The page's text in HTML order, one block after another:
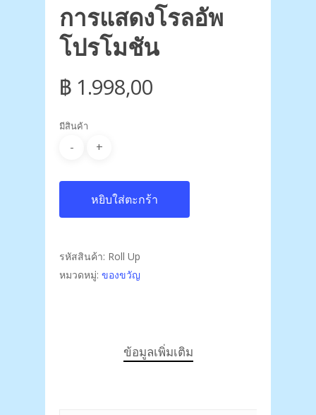
การแสดงโรลอัพ
โปรโมชัน
฿ 1.998,00
มีสินค้า
หยิบใส่ตะกร้า
รหัสสินค้า: Roll Up
หมวดหมู่: ของขวัญ
ข้อมูลเพิ่มเติม